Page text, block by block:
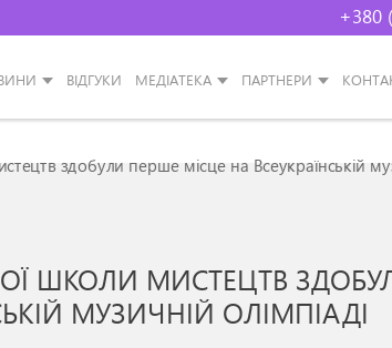
+380
ВІДГУКИ МЕДІАТЕКА ПАРТНЕРИ
здобули перше місце на Всеукраїнській
ШКОЛИ МИСТЕЦТВ
МУЗИЧНІЙ ОЛІМПІАДІ